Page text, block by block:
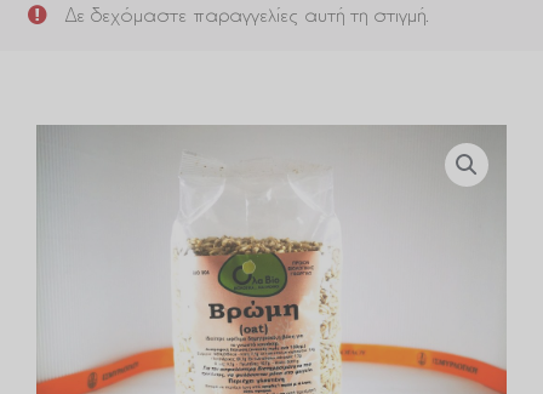
Δε δεχόμαστε παραγγελίες αυτή τη στιγμή.